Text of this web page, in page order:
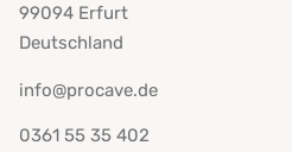
99094 Erfurt
Deutschland
info@procave.de
0361 55 35 402